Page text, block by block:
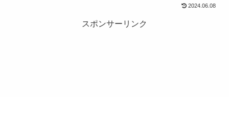
2024.06.08
スポンサーリンク